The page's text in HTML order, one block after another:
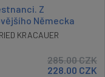
Z
Německa
KRACAUER
285.00CZK
228.00 CZK